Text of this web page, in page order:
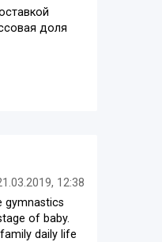
доля
12:38
gymnastics
of baby.
daily life